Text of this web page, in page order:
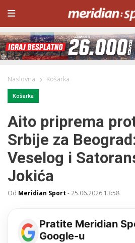
Naslovna Košarka
Košarka
Aito priprema
Srbije za
Veselog i
Jokića
Od Meridian Sport - 25.06.2026 13:58
Pratite Meridian
Google-u